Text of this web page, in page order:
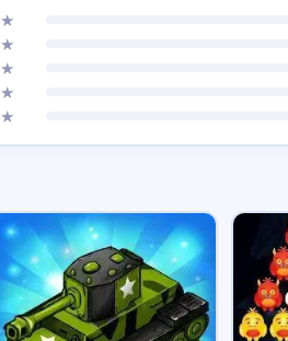
★
★
★
★
★